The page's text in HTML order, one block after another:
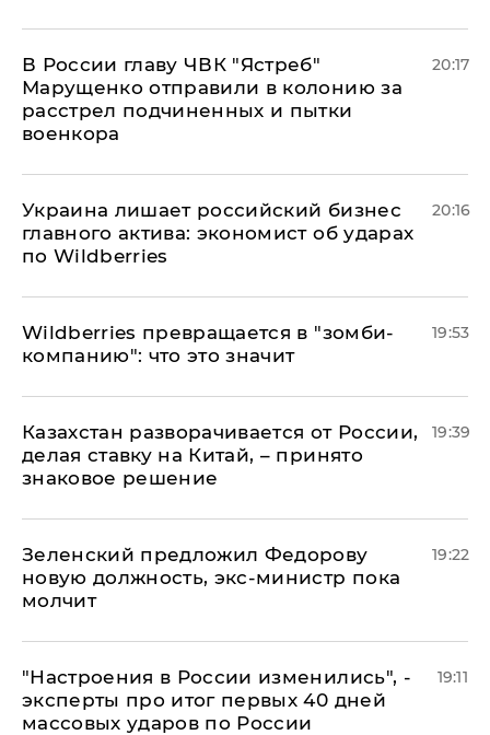
В России главу ЧВК "Ястреб"
Марущенко отправили в колонию за
расстрел подчиненных и пытки
военкора
20:17
​Украина лишает российский бизнес
главного актива: экономист об ударах
по Wildberries
20:16
Wildberries превращается в "зомби-
компанию": что это значит
19:53
Казахстан разворачивается от России,
делая ставку на Китай, – принято
знаковое решение
19:39
Зеленский предложил Федорову
новую должность, экс-министр пока
молчит
19:22
"Настроения в России изменились", -
эксперты про итог первых 40 дней
массовых ударов по России
19:11